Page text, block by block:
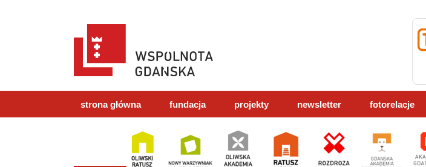
strona główna fundacja projekty newsletter fotorelacje